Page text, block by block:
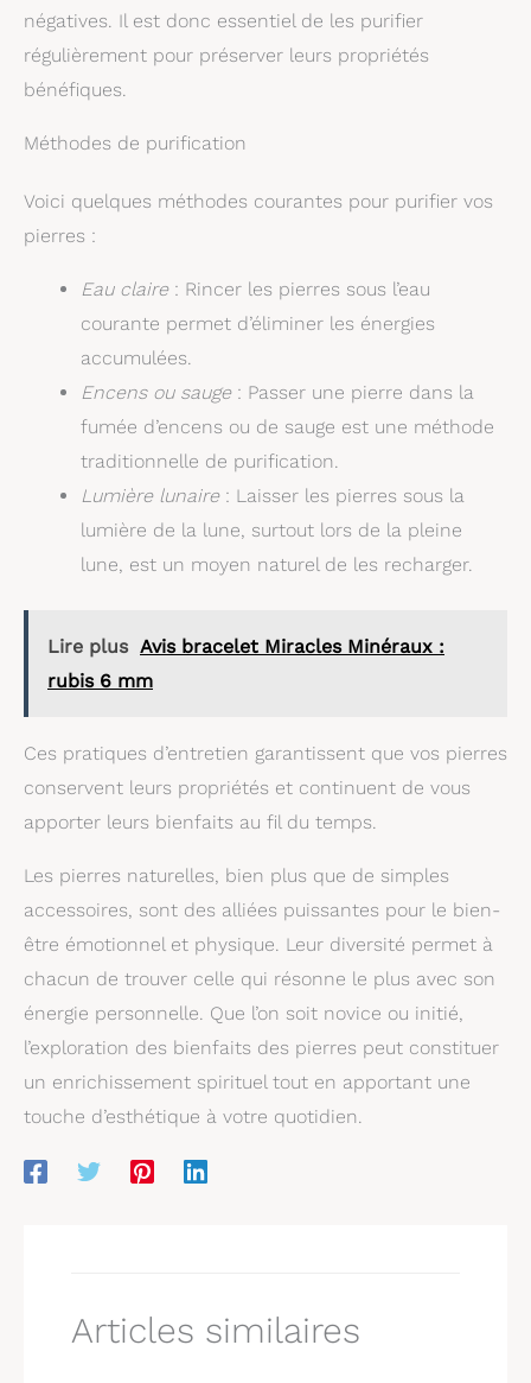
négatives. Il est donc essentiel de les purifier
régulièrement pour préserver leurs propriétés
bénéfiques.
Méthodes de purification
Voici quelques méthodes courantes pour purifier vos
pierres :
Eau claire: Rincer les pierres sous l’eau
courante permet d’éliminer les énergies
accumulées.
Encens ou sauge: Passer une pierre dans la
fumée d’encens ou de sauge est une méthode
traditionnelle de purification.
Lumière lunaire: Laisser les pierres sous la
lumière de la lune, surtout lors de la pleine
lune, est un moyen naturel de les recharger.
Lire plus Avis bracelet Miracles Minéraux :
rubis 6 mm
Ces pratiques d’entretien garantissent que vos pierres
conservent leurs propriétés et continuent de vous
apporter leurs bienfaits au fil du temps.
Les pierres naturelles, bien plus que de simples
accessoires, sont des alliées puissantes pour le bien-
être émotionnel et physique. Leur diversité permet à
chacun de trouver celle qui résonne le plus avec son
énergie personnelle. Que l’on soit novice ou initié,
l’exploration des bienfaits des pierres peut constituer
un enrichissement spirituel tout en apportant une
touche d’esthétique à votre quotidien.
Articles similaires